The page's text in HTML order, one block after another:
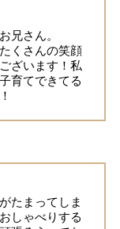
兄さん。
くさんの笑顔
ざいます！私
育てできてる
たまってしま
しゃべりする